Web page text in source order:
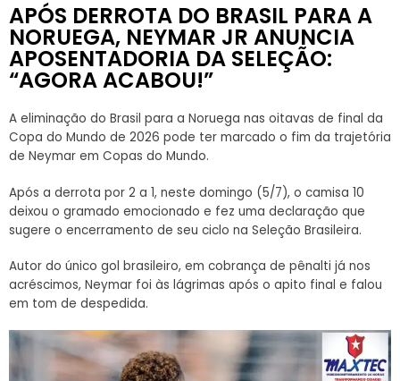
APÓS DERROTA DO BRASIL PARA A
NORUEGA, NEYMAR JR ANUNCIA
APOSENTADORIA DA SELEÇÃO:
“AGORA ACABOU!”
A eliminação do Brasil para a Noruega nas oitavas de final da
Copa do Mundo de 2026 pode ter marcado o fim da trajetória
de Neymar em Copas do Mundo.
Após a derrota por 2 a 1, neste domingo (5/7), o camisa 10
deixou o gramado emocionado e fez uma declaração que
sugere o encerramento de seu ciclo na Seleção Brasileira.
Autor do único gol brasileiro, em cobrança de pênalti já nos
acréscimos, Neymar foi às lágrimas após o apito final e falou
em tom de despedida.